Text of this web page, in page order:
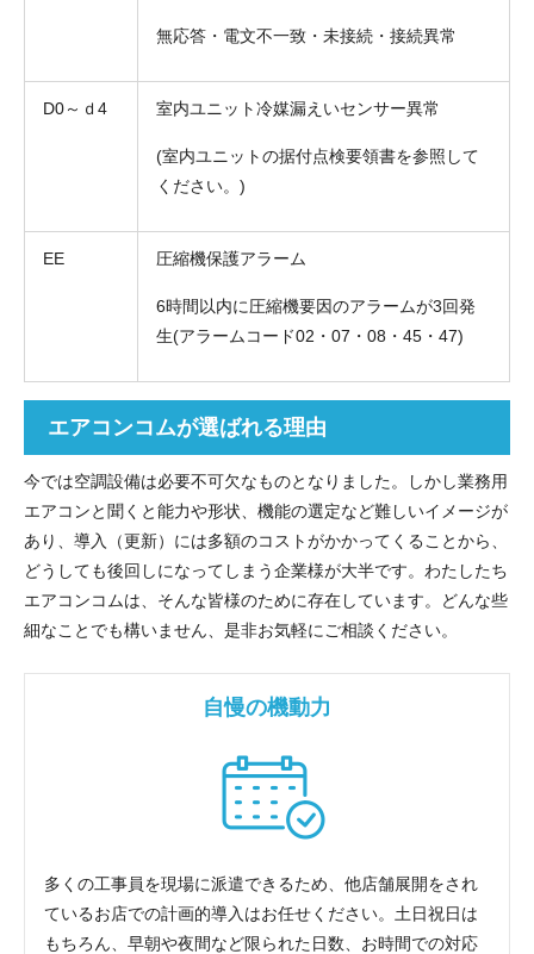
無応答・電文不一致・未接続・接続異常
D0～ｄ4 室内ユニット冷媒漏えいセンサー異常
(室内ユニットの据付点検要領書を参照して
ください。)
EE 圧縮機保護アラーム
6時間以内に圧縮機要因のアラームが3回発
生(アラームコード02・07・08・45・47)
エアコンコムが選ばれる理由
今では空調設備は必要不可欠なものとなりました。しかし業務用
エアコンと聞くと能力や形状、機能の選定など難しいイメージが
あり、導入（更新）には多額のコストがかかってくることから、
どうしても後回しになってしまう企業様が大半です。わたしたち
エアコンコムは、そんな皆様のために存在しています。どんな些
細なことでも構いません、是非お気軽にご相談ください。
自慢の機動力
多くの工事員を現場に派遣できるため、他店舗展開をされ
ているお店での計画的導入はお任せください。土日祝日は
もちろん、早朝や夜間など限られた日数、お時間での対応